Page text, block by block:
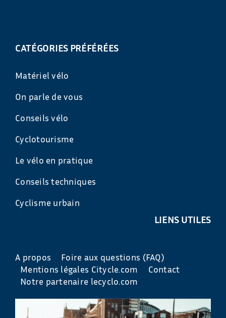
CATÉGORIES PRÉFÉRÉES
Matériel vélo
On parle de vous
Conseils vélo
Cyclotourisme
Le vélo en pratique
Conseils techniques
Cyclisme urbain
LIENS UTILES
A propos
Foire aux questions (FAQ)
Mentions légales Citycle.com
Contact
Notre partenaire lecyclo.com